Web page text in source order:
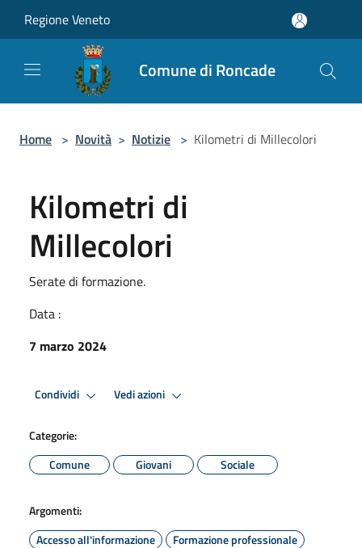
Regione Veneto
Comune di Roncade
Home > Novità > Notizie > Kilometri di Millecolori
Kilometri di
Millecolori
Serate di formazione.
Data :
7 marzo 2024
Condividi Vedi azioni
Categorie:
Comune
Giovani Sociale
Argomenti:
Accesso all'informazione
Formazione professionale